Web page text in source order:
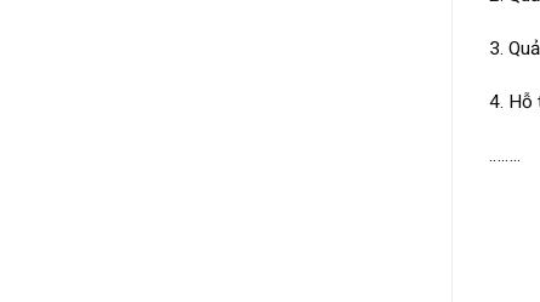
3.
4. Hỗ
……..